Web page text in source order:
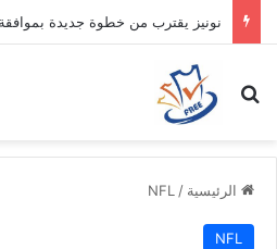
نونيز يقترب من خطوة جديدة بموافقة
بحث عن
الرئيسية /
NFL
NFL